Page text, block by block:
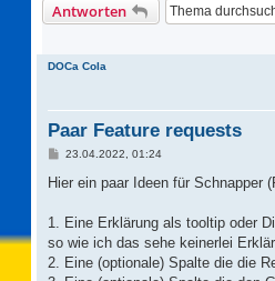
Antworten
DOCa Cola
Paar Feature requests
B
i
a
23.04.2022, 01:24
Hier ein paar Ideen für Schnapper
1. Eine Erklärung als tooltip oder
so wie ich das sehe keinerlei
2. Eine (optionale) Spalte die die